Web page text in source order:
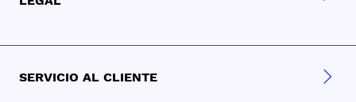
SERVICIO AL CLIENTE